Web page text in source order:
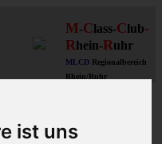
ist uns
M-Class-Club-
Rhein-Ruhr
MLCD Regionalbereich
Rhein/Ruhr